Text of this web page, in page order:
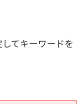
てキーワードを